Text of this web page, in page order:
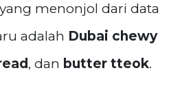
menonjol dari data
adalah Dubai chewy
, dan butter tteok.